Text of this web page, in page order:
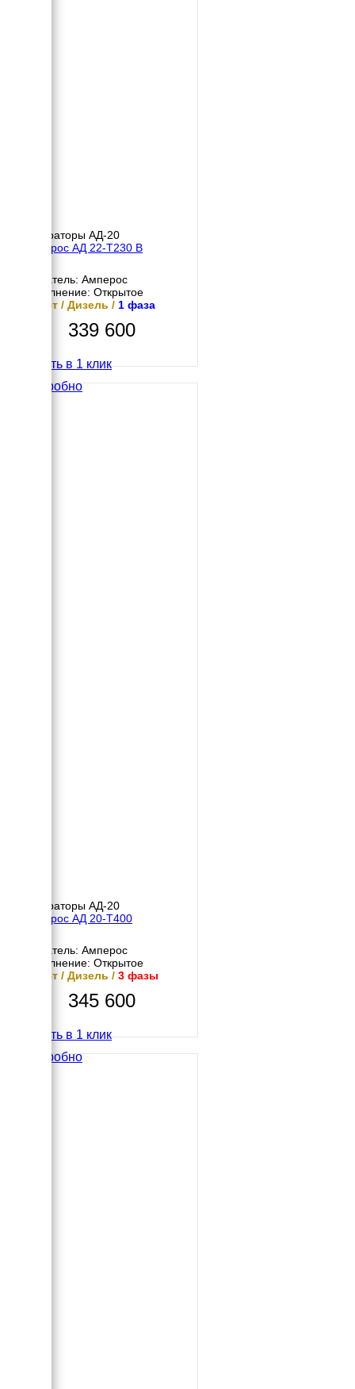
Генераторы АД-20
Амперос АД 22-Т230 B
Двигатель: Амперос
Исполнение: Открытое
22 кВт / Дизель / 1 фаза
339 600
Купить в 1 клик
Подробно
Генераторы АД-20
Амперос АД 20-Т400
Двигатель: Амперос
Исполнение: Открытое
20 кВт / Дизель / 3 фазы
345 600
Купить в 1 клик
Подробно